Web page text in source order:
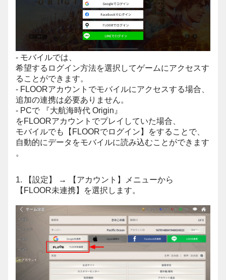
- モバイルでは、
希望するログイン方法を選択してゲームにアクセスす
ることができます。
- FLOORアカウントでモバイルにアクセスする場合、
追加の連携は必要ありません。
- PCで 『大航海時代 Origin』
をFLOORアカウントでプレイしていた場合、
モバイルでも【FLOORでログイン】をすることで、
自動的にデータをモバイルに読み込むことができます
。
1. 【設定】 → 【アカウント】メニューから
【FLOOR未連携】を選択します。